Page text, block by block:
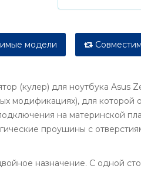
модели
(кулер) для ноутбука Asus
модификациях), для
на материнской
проушины с
назначение. С одной